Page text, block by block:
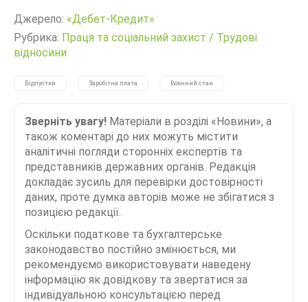
Джерело: «Дебет-Кредит»
Рубрика: Праця та соціальний захист / Трудові
відносини
Відпустки Заробітна плата Воєнний стан
Зверніть увагу! Матеріали в розділі «Новини», а
також коментарі до них можуть містити
аналітичні погляди сторонніх експертів та
представників державних органів. Редакція
докладає зусиль для перевірки достовірності
даних, проте думка авторів може не збігатися з
позицією редакції.
Оскільки податкове та бухгалтерське
законодавство постійно змінюється, ми
рекомендуємо використовувати наведену
інформацію як довідкову та звертатися за
індивідуальною консультацією перед